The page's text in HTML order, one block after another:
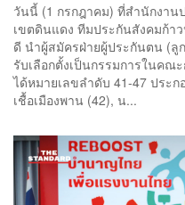
วันนี้ (1 กรกฎาคม) ที่สำนักงาน
เขตดินแดง ทีมประกันสังคมก้า
ดี นำผู้สมัครฝ่ายผู้ประกันตน (ลู
รับเลือกตั้งเป็นกรรมการในค
ได้หมายเลขลำดับ 41-47 ประ
เชื้อเมืองพาน (42), น...